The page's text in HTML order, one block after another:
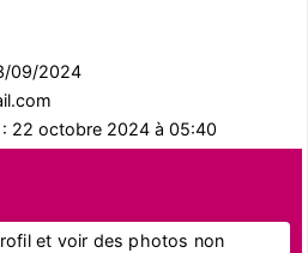
09/2024
: 22 octobre 2024 à 05:40
et voir des photos non